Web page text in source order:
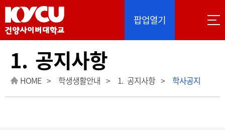
이 사이트는 Google 자동 번역을 제공합니다. 번역
팝업열기
1. 공지사항
HOME 학생생활안내 1. 공지사항 학사공지